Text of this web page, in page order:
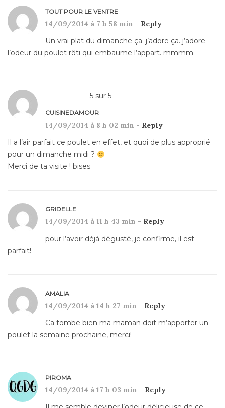
TOUT POUR LE VENTRE
14/09/2014 à 7 h 58 min - Reply
Un vrai plat du dimanche ça. j’adore ça. j’adore
l’odeur du poulet rôti qui embaume l’appart. mmmm
5 sur 5
CUISINEDAMOUR
14/09/2014 à 8 h 02 min - Reply
Il a l’air parfait ce poulet en effet, et quoi de plus approprié
pour un dimanche midi ?
Merci de ta visite ! bises
GRIDELLE
14/09/2014 à 11 h 43 min - Reply
pour l’avoir déjà dégusté, je confirme, il est
parfait!
AMALIA
14/09/2014 à 14 h 27 min - Reply
Ca tombe bien ma maman doit m’apporter un
poulet la semaine prochaine, merci!
PIROMA
14/09/2014 à 17 h 03 min - Reply